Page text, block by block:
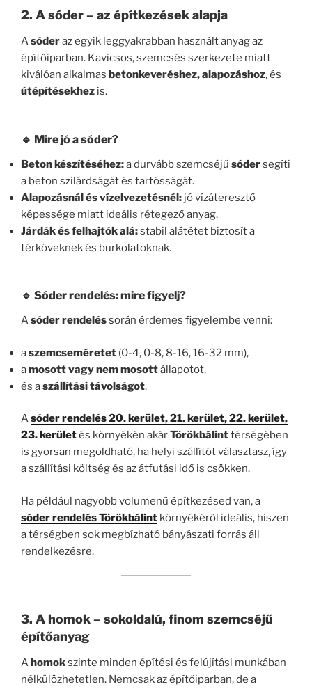
2. A sóder – az építkezések alapja
Asóderaz egyik leggyakrabban használt anyag az
építőiparban. Kavicsos, szemcsés szerkezete miatt
kiválóan alkalmas betonkeveréshez, alapozáshoz, és
útépítésekhez is.
🔹 Mire jó a sóder?
Beton készítéséhez:a durvább szemcséjű sódersegíti
a beton szilárdságát és tartósságát.
Alapozásnál és vízelvezetésnél: jó vízáteresztő
képessége miatt ideális rétegező anyag.
Járdák és felhajtók alá:stabil alátétet biztosít a
térköveknek és burkolatoknak.
🔹 Sóder rendelés: mire figyelj?
Asóder rendeléssorán érdemes figyelembe venni:
aszemcseméretet (0-4, 0-8, 8-16, 16-32 mm),
amosott vagy nem mosottállapotot,
és aszállítási távolságot.
Asóder rendelés 20. kerület, 21. kerület, 22. kerület,
23. kerületés környékén akárTörökbálinttérségében
is gyorsan megoldható, ha helyi szállítót választasz, így
a szállítási költség és az átfutási idő is csökken.
Ha például nagyobb volumenű építkezésed van, a
sóder rendelés Törökbálint környékéről ideális, hiszen
a térségben sok megbízható bányászati forrás áll
rendelkezésre.
3. A homok – sokoldalú, finom szemcséjű
építőanyag
Ahomokszinte minden építési és felújítási munkában
nélkülözhetetlen. Nemcsak az építőiparban, de a